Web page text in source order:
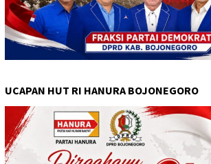
UCAPAN HUT RI HANURA BOJONEGORO